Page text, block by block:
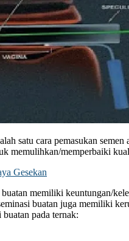
satu cara pemasukan
memulihkan/memperbaiki
Gesekan
memiliki keuntungan/
buatan juga memiliki
pada ternak: